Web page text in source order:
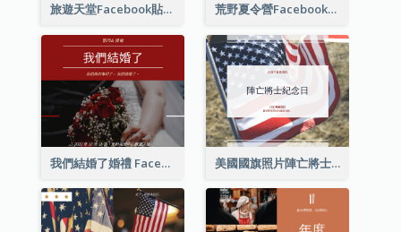
旅遊天堂Facebook貼子 荒野夏令營Facebook帖子
我們結婚了婚禮 Facebook 帖子 美國國旗照片陣亡將士紀念日慶祝活動Facebook帖子